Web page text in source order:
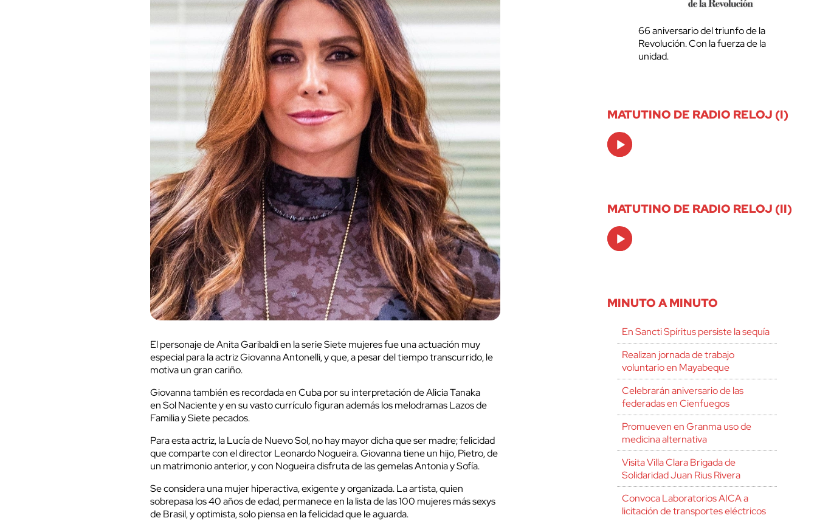
El personaje de Anita Garibaldi en la serie Siete mujeres fue una actuación muy
especial para la actriz Giovanna Antonelli, y que, a pesar del tiempo transcurrido, le
motiva un gran cariño.
Giovanna también es recordada en Cuba por su interpretación de Alicia Tanaka
en Sol Naciente y en su vasto currículo figuran además los melodramas Lazos de
Familia y Siete pecados.
Para esta actriz, la Lucía de Nuevo Sol, no hay mayor dicha que ser madre; felicidad
que comparte con el director Leonardo Nogueira. Giovanna tiene un hijo, Pietro, de
un matrimonio anterior, y con Nogueira disfruta de las gemelas Antonia y Sofía.
Se considera una mujer hiperactiva, exigente y organizada. La artista, quien
sobrepasa los 40 años de edad, permanece en la lista de las 100 mujeres más sexys
de Brasil, y optimista, solo piensa en la felicidad que le aguarda.
66 aniversario del triunfo de la
Revolución. Con la fuerza de la
unidad.
MATUTINO DE RADIO RELOJ (I)
Audio
Player
MATUTINO DE RADIO RELOJ (II)
Audio
Player
MINUTO A MINUTO
En Sancti Spíritus persiste la sequía
Realizan jornada de trabajo
voluntario en Mayabeque
Celebrarán aniversario de las
federadas en Cienfuegos
Promueven en Granma uso de
medicina alternativa
Visita Villa Clara Brigada de
Solidaridad Juan Rius Rivera
Convoca Laboratorios AICA a
licitación de transportes eléctricos